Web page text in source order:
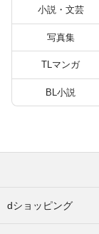
小説・文芸
写真集
TLマンガ
BL小説
dショッピング